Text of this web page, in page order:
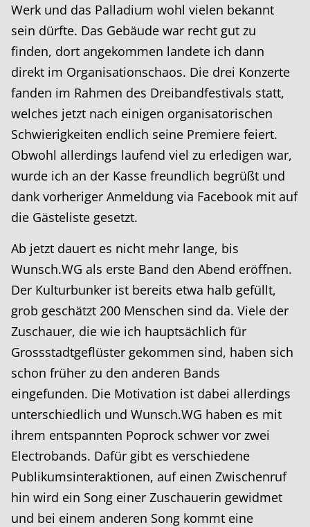
Werk und das Palladium wohl vielen bekannt
sein dürfte. Das Gebäude war recht gut zu
finden, dort angekommen landete ich dann
direkt im Organisationschaos. Die drei Konzerte
fanden im Rahmen des Dreibandfestivals statt,
welches jetzt nach einigen organisatorischen
Schwierigkeiten endlich seine Premiere feiert.
Obwohl allerdings laufend viel zu erledigen war,
wurde ich an der Kasse freundlich begrüßt und
dank vorheriger Anmeldung via Facebook mit auf
die Gästeliste gesetzt.
Ab jetzt dauert es nicht mehr lange, bis
Wunsch.WG als erste Band den Abend eröffnen.
Der Kulturbunker ist bereits etwa halb gefüllt,
grob geschätzt 200 Menschen sind da. Viele der
Zuschauer, die wie ich hauptsächlich für
Grossstadtgeflüster gekommen sind, haben sich
schon früher zu den anderen Bands
eingefunden. Die Motivation ist dabei allerdings
unterschiedlich und Wunsch.WG haben es mit
ihrem entspannten Poprock schwer vor zwei
Electrobands. Dafür gibt es verschiedene
Publikumsinteraktionen, auf einen Zwischenruf
hin wird ein Song einer Zuschauerin gewidmet
und bei einem anderen Song kommt eine